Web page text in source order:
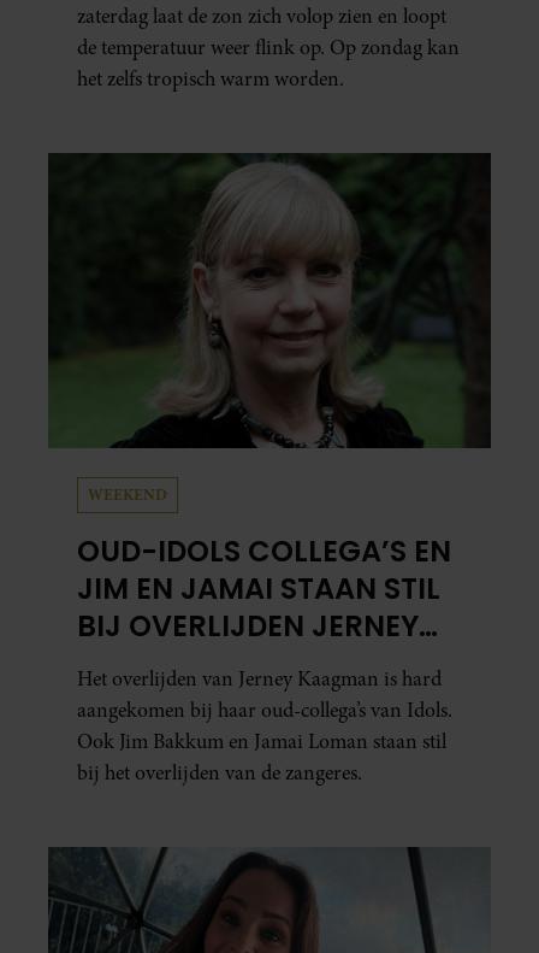
zaterdag laat de zon zich volop zien en loopt
de temperatuur weer flink op. Op zondag kan
het zelfs tropisch warm worden.
WEEKEND
OUD-IDOLS COLLEGA’S EN
JIM EN JAMAI STAAN STIL
BIJ OVERLIJDEN JERNEY
KAAGMAN
Het overlijden van Jerney Kaagman is hard
aangekomen bij haar oud-collega’s van Idols.
Ook Jim Bakkum en Jamai Loman staan stil
bij het overlijden van de zangeres.